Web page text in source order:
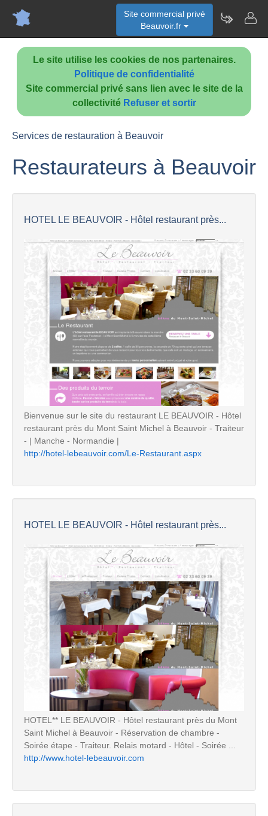
Le site utilise les cookies de nos partenaires.
Politique de confidentialité
Site commercial privé sans lien avec le site de la
collectivité Refuser et sortir
Site commercial privé
Beauvoir.fr
Services de restauration à Beauvoir
Restaurateurs à Beauvoir
HOTEL LE BEAUVOIR - Hôtel restaurant près...
Bienvenue sur le site du restaurant LE BEAUVOIR - Hôtel
restaurant près du Mont Saint Michel à Beauvoir - Traiteur
- | Manche - Normandie |
http://hotel-lebeauvoir.com/Le-Restaurant.aspx
HOTEL LE BEAUVOIR - Hôtel restaurant près...
HOTEL** LE BEAUVOIR - Hôtel restaurant près du Mont
Saint Michel à Beauvoir - Réservation de chambre -
Soirée étape - Traiteur. Relais motard - Hôtel - Soirée ...
http://www.hotel-lebeauvoir.com